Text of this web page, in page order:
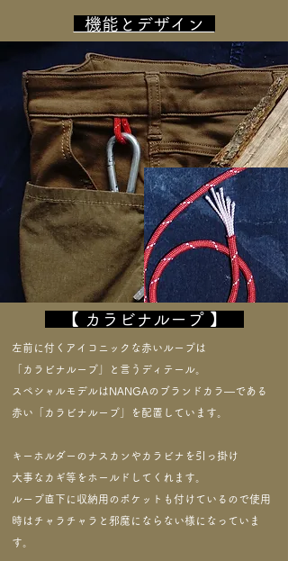
​ 機能とデザイン
【 カラビナループ 】
左前に付くアイコニックな赤いループは
「カラビナループ」と言うディテール。
スペシャルモデルはNANGAのブランドカラ—である
赤い 「カラビナループ」を配置しています。
キーホルダーのナスカンやカラビナを引っ掛け
大事なカギ等をホールドしてくれます。
ループ直下に収納用のポケットも付けているので使用
時はチャラチャラと邪魔にならない様になっていま
す。